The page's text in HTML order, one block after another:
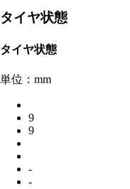
タイヤ状態
タイヤ状態
単位：mm
9
9
-
-